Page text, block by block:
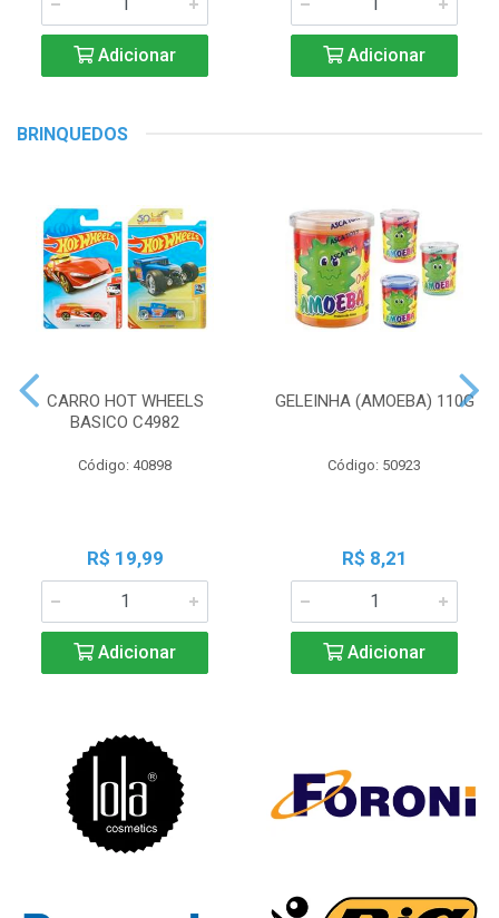
Adicionar Adicionar
BRINQUEDOS
CARRO HOT WHEELS
BASICO C4982
Código: 40898
R$ 19,99
Adicionar
GELEINHA (AMOEBA) 110G
Código: 50923
R$ 8,21
Adicionar